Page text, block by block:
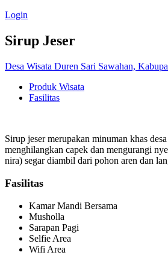
Login
Sirup Jeser
Desa Wisata Duren Sari Sawahan,
Produk Wisata
Fasilitas
Sirup jeser merupakan minuman khas
menghilangkan capek dan mengurangi
nira) segar diambil dari pohon aren dan
Fasilitas
Kamar Mandi Bersama
Musholla
Sarapan Pagi
Selfie Area
Wifi Area